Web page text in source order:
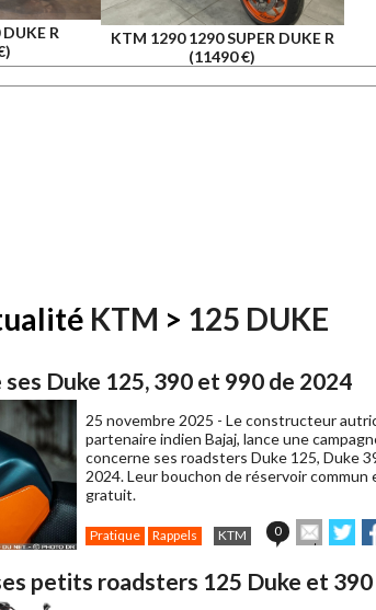
R
KTM 1290 1290 SUPER DUKE R
(11490 €)
KTM > 125 DUKE
Duke 125, 390 et 990 de 2024
25 novembre 2025 - Le constructeur
partenaire indien Bajaj, lance une
concerne ses roadsters Duke 125, Duke
2024. Leur bouchon de réservoir commun
gratuit.
Pratique Rappels KTM 0
cet
à
sur
petits roadsters 125 Duke et